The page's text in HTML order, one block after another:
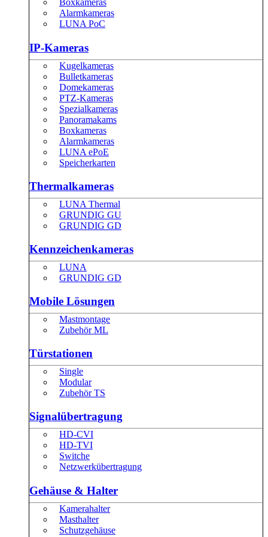
Boxkameras
Alarmkameras
LUNA PoC
IP-Kameras
Kugelkameras
Bulletkameras
Domekameras
PTZ-Kameras
Spezialkameras
Panoramakams
Boxkameras
Alarmkameras
LUNA ePoE
Speicherkarten
Thermalkameras
LUNA Thermal
GRUNDIG GU
GRUNDIG GD
Kennzeichenkameras
LUNA
GRUNDIG GD
Mobile Lösungen
Mastmontage
Zubehör ML
Türstationen
Single
Modular
Zubehör TS
Signalübertragung
HD-CVI
HD-TVI
Switche
Netzwerkübertragung
Gehäuse & Halter
Kamerahalter
Masthalter
Schutzgehäuse